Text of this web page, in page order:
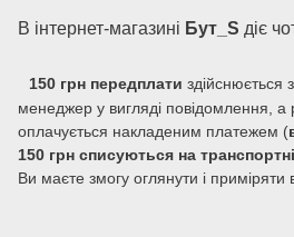
В інтернет-магазині Бут_S діє
150 грн передплати здійснюється
менеджер у вигляді повідомлення, а
оплачується накладеним платежем (
150 грн списуються на
Ви маєте змогу оглянути і приміряти